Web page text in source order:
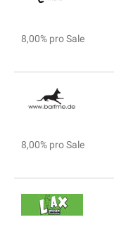
8,00% pro Sale
8,00% pro Sale